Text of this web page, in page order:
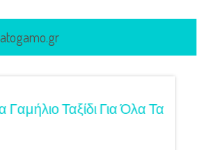
Γαμήλιο Ταξίδι Για Όλα Τα